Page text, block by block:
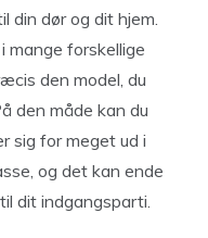
din dør og dit hjem.
mange forskellige
den model, du
den måde kan du
sig for meget ud i
og det kan ende
dit indgangsparti.